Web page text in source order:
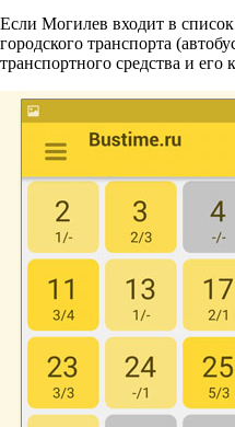
Если Могилев входит в
городского транспорта
транспортного средства и